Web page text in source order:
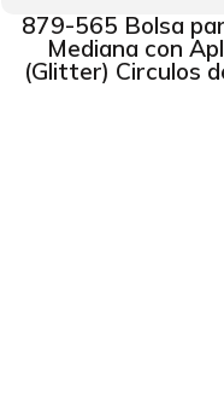
879-565 Bolsa
Mediana con
(Glitter) Circulos